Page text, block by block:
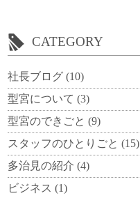
CATEGORY
社長ブログ (10)
型宮について (3)
型宮のできごと (9)
スタッフのひとりごと (15)
多治見の紹介 (4)
ビジネス (1)